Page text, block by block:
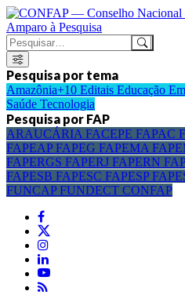
Pesquisa por tema
Amazônia+10 Editais Educação
Saúde Tecnologia
Pesquisa por FAP
ARAUCÁRIA FACEPE FAPAC
FAPEAPFAPEG FAPEMA
FAPERGS FAPERJ FAPERN
FAPESB FAPESC FAPESP
FUNCAPFUNDECT CONFAP